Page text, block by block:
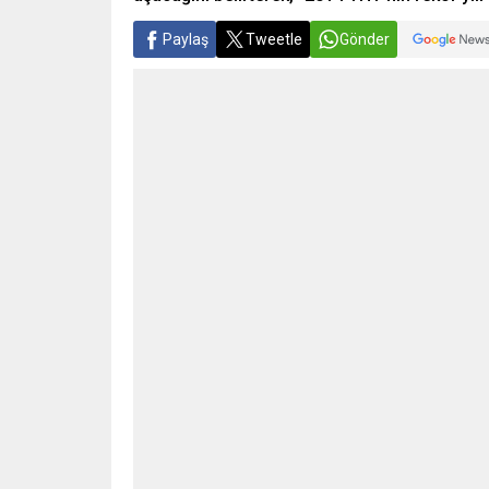
Paylaş Tweetle Gönder